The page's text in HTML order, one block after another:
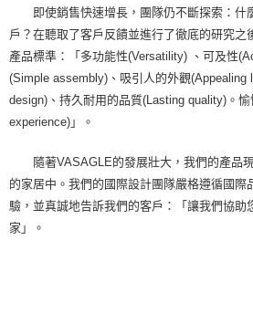
即使銷售快速增長，團隊仍不斷探索：什
戶？在聽取了客戶反饋並進行了徹底的研究之
產品標準：「多功能性(Versatility) 、可及性
(Simple assembly)、吸引人的外觀(Appealing
design)、持久耐用的品質(Lasting quality)。
experience)」。
隨著VASAGLE的發展壯大，我們的產品
的家居中。我們的國際設計團隊嚴格遵循國際
驗，並真誠地告訴我們的客戶：「讓我們協助
家」。